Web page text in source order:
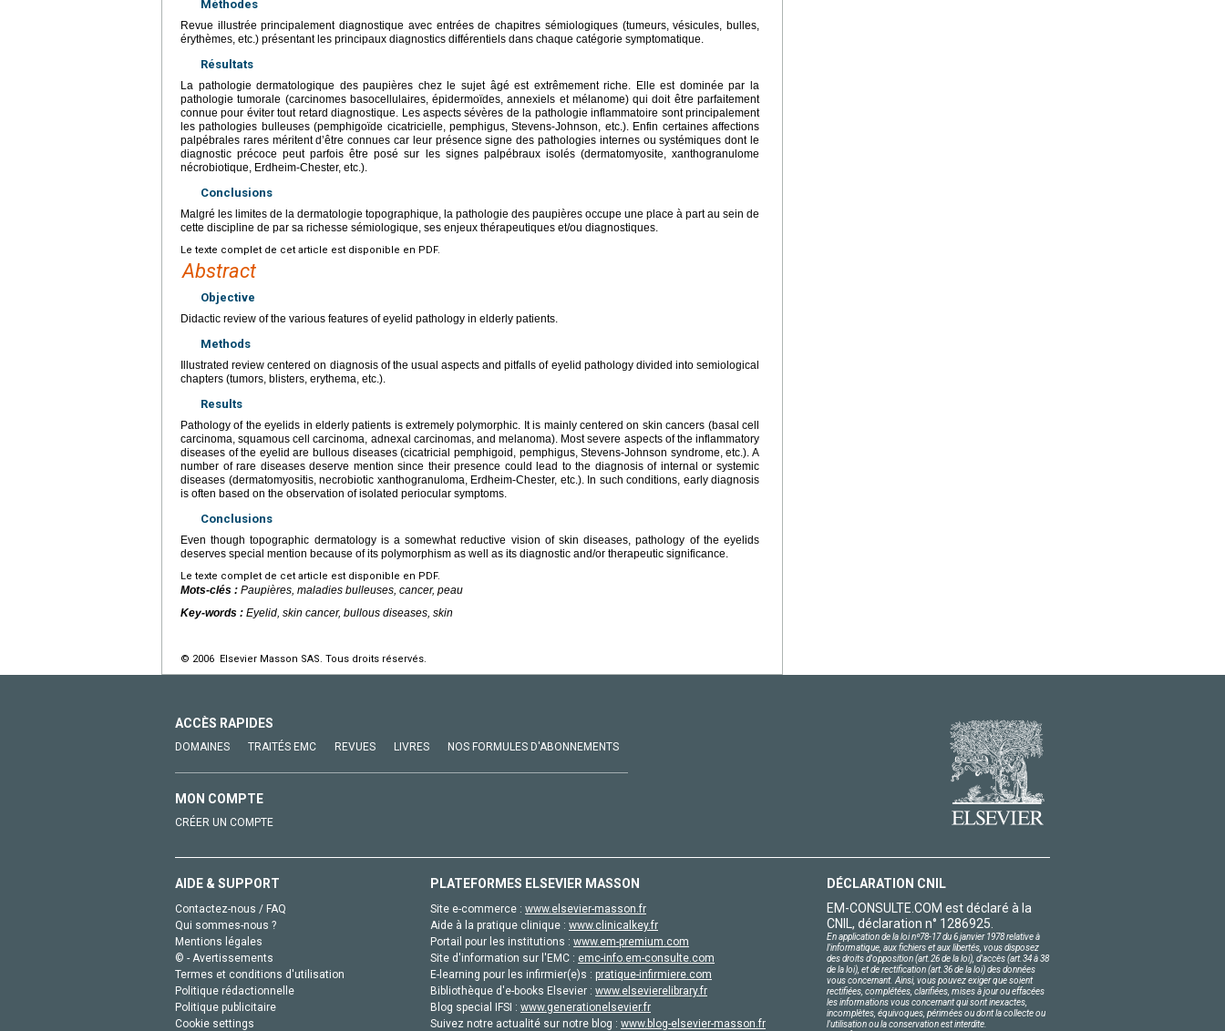
Méthodes
Revue illustrée principalement diagnostique avec entrées de chapitres sémiologiques (tumeurs, vésicules, bulles,
érythèmes, etc.) présentant les principaux diagnostics différentiels dans chaque catégorie symptomatique.
Résultats
La pathologie dermatologique des paupières chez le sujet âgé est extrêmement riche. Elle est dominée par la
pathologie tumorale (carcinomes basocellulaires, épidermoïdes, annexiels et mélanome) qui doit être parfaitement
connue pour éviter tout retard diagnostique. Les aspects sévères de la pathologie inflammatoire sont principalement
les pathologies bulleuses (pemphigoïde cicatricielle, pemphigus, Stevens-Johnson, etc.). Enfin certaines affections
palpébrales rares méritent d’être connues car leur présence signe des pathologies internes ou systémiques dont le
diagnostic précoce peut parfois être posé sur les signes palpébraux isolés (dermatomyosite, xanthogranulome
nécrobiotique, Erdheim-Chester, etc.).
Conclusions
Malgré les limites de la dermatologie topographique, la pathologie des paupières occupe une place à part au sein de
cette discipline de par sa richesse sémiologique, ses enjeux thérapeutiques et/ou diagnostiques.
Le texte complet de cet article est disponible en PDF.
Abstract
Objective
Didactic review of the various features of eyelid pathology in elderly patients.
Methods
Illustrated review centered on diagnosis of the usual aspects and pitfalls of eyelid pathology divided into semiological
chapters (tumors, blisters, erythema, etc.).
Results
Pathology of the eyelids in elderly patients is extremely polymorphic. It is mainly centered on skin cancers (basal cell
carcinoma, squamous cell carcinoma, adnexal carcinomas, and melanoma). Most severe aspects of the inflammatory
diseases of the eyelid are bullous diseases (cicatricial pemphigoid, pemphigus, Stevens-Johnson syndrome, etc.). A
number of rare diseases deserve mention since their presence could lead to the diagnosis of internal or systemic
diseases (dermatomyositis, necrobiotic xanthogranuloma, Erdheim-Chester, etc.). In such conditions, early diagnosis
is often based on the observation of isolated periocular symptoms.
Conclusions
Even though topographic dermatology is a somewhat reductive vision of skin diseases, pathology of the eyelids
deserves special mention because of its polymorphism as well as its diagnostic and/or therapeutic significance.
Le texte complet de cet article est disponible en PDF.
Mots-clés : Paupières, maladies bulleuses, cancer, peau
Key-words : Eyelid, skin cancer, bullous diseases, skin
© 2006 Elsevier Masson SAS. Tous droits réservés.
ACCÈS RAPIDES
DOMAINES TRAITÉS EMC REVUES LIVRES NOS FORMULES D'ABONNEMENTS
MON COMPTE
CRÉER UN COMPTE
AIDE & SUPPORT
Contactez-nous / FAQ
Qui sommes-nous ?
Mentions légales
© - Avertissements
Termes et conditions d'utilisation
Politique rédactionnelle
Politique publicitaire
Cookie settings
PLATEFORMES ELSEVIER MASSON
Site e-commerce : www.elsevier-masson.fr
Aide à la pratique clinique : www.clinicalkey.fr
Portail pour les institutions : www.em-premium.com
Site d'information sur l'EMC : emc-info.em-consulte.com
E-learning pour les infirmier(e)s : pratique-infirmiere.com
Bibliothèque d'e-books Elsevier : www.elsevierelibrary.fr
Blog special IFSI : www.generationelsevier.fr
Suivez notre actualité sur notre blog : www.blog-elsevier-masson.fr
DÉCLARATION CNIL
EM-CONSULTE.COM est déclaré à la
CNIL, déclaration n° 1286925.
En application de la loi nº78-17 du 6 janvier 1978 relative à
l'informatique, aux fichiers et aux libertés, vous disposez
des droits d'opposition (art.26 de la loi), d'accès (art.34 à 38
de la loi), et de rectification (art.36 de la loi) des données
vous concernant. Ainsi, vous pouvez exiger que soient
rectifiées, complétées, clarifiées, mises à jour ou effacées
les informations vous concernant qui sont inexactes,
incomplètes, équivoques, périmées ou dont la collecte ou
l'utilisation ou la conservation est interdite.